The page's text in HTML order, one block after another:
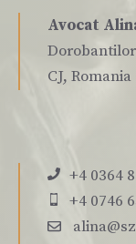
Avocat
CJ, Romania
+4 0364
+4 0746